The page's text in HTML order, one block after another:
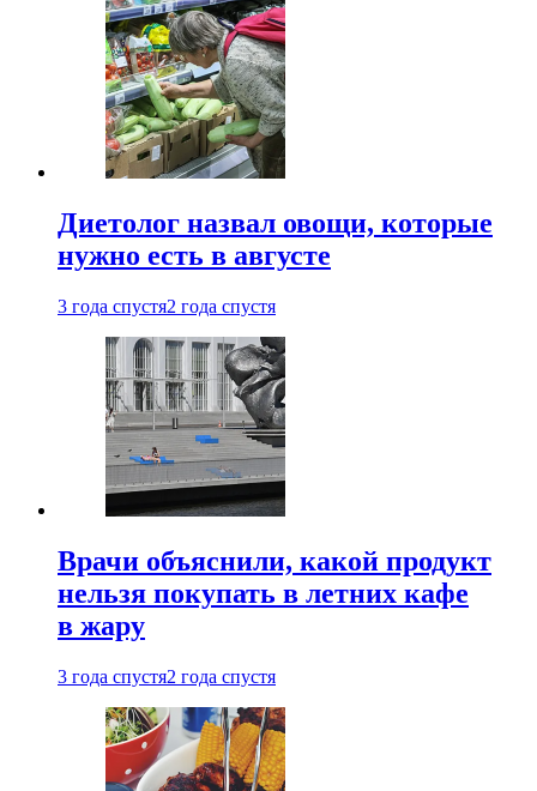
Диетолог назвал овощи, которые
нужно есть в августе
3 года спустя2 года спустя
Врачи объяснили, какой продукт
нельзя покупать в летних кафе
в жару
3 года спустя2 года спустя